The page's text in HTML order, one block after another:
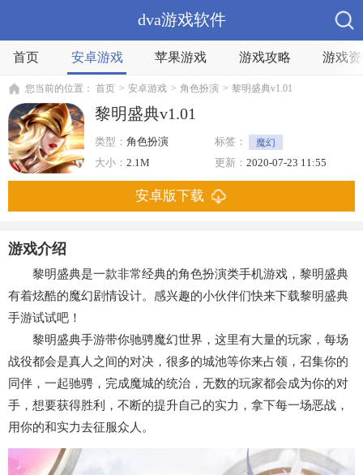
dva游戏软件
首页 安卓游戏 苹果游戏 游戏攻略 游戏
您当前的位置： 首页 > 安卓游戏 > 角色扮演 > 黎明盛典v1.01
黎明盛典v1.01
类型： 角色扮演 标签： 魔幻
大小： 2.1M 更新： 2020-07-23 11:55
安卓版下载
游戏介绍
黎明盛典是一款非常经典的角色扮演类手机游戏，黎明盛典
有着炫酷的魔幻剧情设计。感兴趣的小伙伴们快来下载黎明盛典
手游试试吧！
黎明盛典手游带你驰骋魔幻世界，这里有大量的玩家，每场
战役都会是真人之间的对决，很多的城池等你来占领，召集你的
同伴，一起驰骋，完成魔城的统治，无数的玩家都会成为你的对
手，想要获得胜利，不断的提升自己的实力，拿下每一场恶战，
用你的和实力去征服众人。